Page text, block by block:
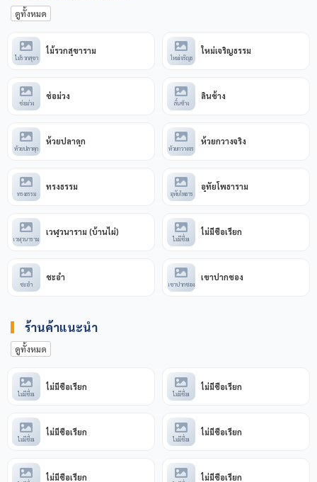
ดูทั้งหมด
ไม้รวกสุขา
ไม้รวกสุขาราม
ใหม่เจริญธ
ใหม่เจริญธรรม
ช่อม่วง
ช่อม่วง
ลิ้นช้าง
ลิ้นช้าง
ห้วยปลาดุก
ห้วยปลาดุก
ห้วยกวางจร
ห้วยกวางจริง
ทรงธรรม
ทรงธรรม
อุทัยโพธาร
อุทัยโพธาราม
เวฬุวนาราม
เวฬุวนาราม (บ้านไผ่)
ไม่มีชื่อเ
ไม่มีชื่อเรียก
ชะอำ
ชะอำ
เขาปากชอง
เขาปากชอง
ร้านค้าแนะนำ
ดูทั้งหมด
ไม่มีชื่อเ
ไม่มีชื่อเรียก
ไม่มีชื่อเ
ไม่มีชื่อเรียก
ไม่มีชื่อเ
ไม่มีชื่อเรียก
ไม่มีชื่อเ
ไม่มีชื่อเรียก
ไม่มีชื่อเรียก ไม่มีชื่อเรียก